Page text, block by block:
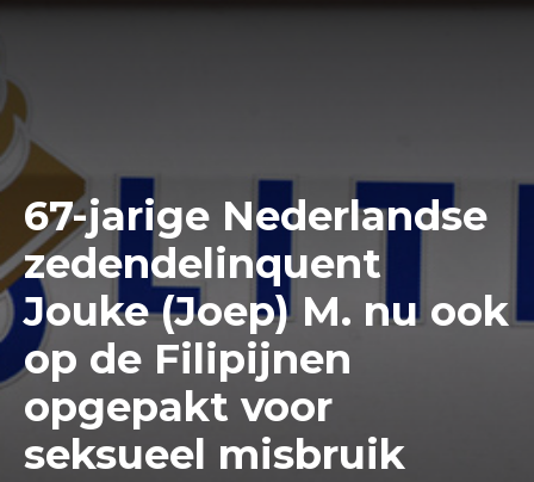
67-jarige Nederlandse
zedendelinquent
Jouke (Joep) M. nu ook
op de Filipijnen
opgepakt voor
seksueel misbruik